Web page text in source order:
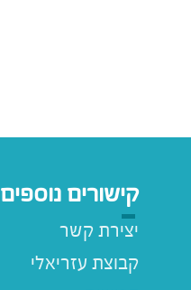
קישורים נוספים
יצירת קשר
קבוצת עזריאלי